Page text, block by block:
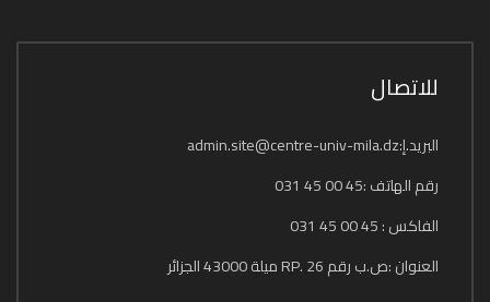
للاتصال
البريد.إ:admin.site@centre-univ-mila.dz
رقم الهاتف :45 00 45 031
الفاكس : 45 00 45 031
العنوان :ص.ب رقم 26 .RP ميلة 43000 الجزائر